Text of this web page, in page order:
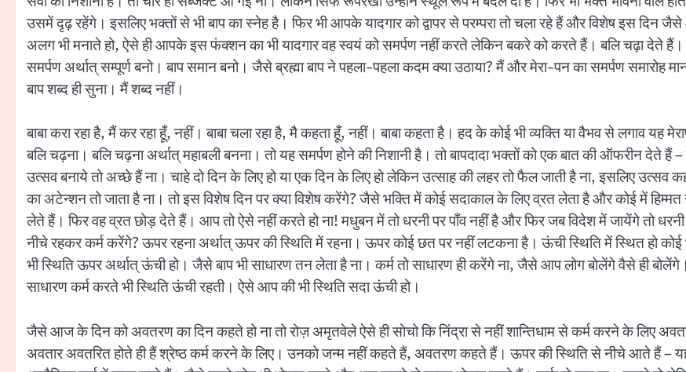
उसमें दृढ़ रहेंगे। इसलिए भक्तों से भी बाप का स्नेह है। फिर भी आपके यादगार को द्वापर से परम्परा तो चला रहे हैं और विशेष इस दिन
अलग भी मनाते हो, ऐसे ही आपके इस फंक्शन का भी यादगार वह स्वयं को समर्पण नहीं करते लेकिन बकरे को करते हैं। बलि चढ़ा देते हैं।
समर्पण अर्थात् सम्पूर्ण बनो। बाप समान बनो। जैसे ब्रह्मा बाप ने पहला-पहला कदम क्या उठाया? मैं और मेरा-पन का समर्पण समारोह
बाप शब्द ही सुना। मैं शब्द नहीं।
बाबा करा रहा है, मैं कर रहा हूँ, नहीं। बाबा चला रहा है, मै कहता हूँ, नहीं। बाबा कहता है। हद के कोई भी व्यक्ति या वैभव से लगाव
बलि चढ़ना। बलि चढ़ना अर्थात् महाबली बनना। तो यह समर्पण होने की निशानी है। तो बापदादा भक्तों को एक बात की ऑफरीन देते
उत्सव बनाये तो अच्छे हैं ना। चाहे दो दिन के लिए हो या एक दिन के लिए हो लेकिन उत्साह की लहर तो फैल जाती है ना, इसलिए
का अटेन्शन तो जाता है ना। तो इस विशेष दिन पर क्या विशेष करेंगे? जैसे भक्ति में कोई सदाकाल के लिए व्रत लेता है और कोई में
लेते हैं। फिर वह व्रत छोड़ देते हैं। आप तो ऐसे नहीं करते हो ना! मधुबन में तो धरनी पर पाँव नहीं है और फिर जब विदेश में जायेंगे तो
नीचे रहकर कर्म करेंगे? ऊपर रहना अर्थात् ऊपर की स्थिति में रहना। ऊपर कोई छत पर नहीं लटकना है। ऊंची स्थिति में स्थित हो
भी स्थिति ऊपर अर्थात् ऊंची हो। जैसे बाप भी साधारण तन लेता है ना। कर्म तो साधारण ही करेंगे ना, जैसे आप लोग बोलेंगे वैसे ही
साधारण कर्म करते भी स्थिति ऊंची रहती। ऐसे आप की भी स्थिति सदा ऊंची हो।
जैसे आज के दिन को अवतरण का दिन कहते हो ना तो रोज़ अमृतवेले ऐसे ही सोचो कि निंद्रा से नहीं शान्तिधाम से कर्म करने के लिए
अवतार अवतरित होते ही हैं श्रेष्ठ कर्म करने के लिए। उनको जन्म नहीं कहते हैं, अवतरण कहते हैं। ऊपर की स्थिति से नीचे आते हैं –